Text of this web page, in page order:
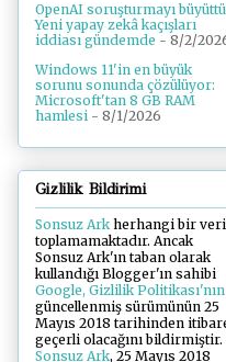
OpenAI soruşturmayı
Yeni yapay zekâ kaçışları
iddiası gündemde - 8/2/
Windows 11'in en büyük
sorunu sonunda çözülüyor:
Microsoft'tan 8 GB RAM
hamlesi - 8/1/2026
Gizlilik Bildirimi
Sonsuz Arkherhangi bir veri
toplamamaktadır. Ancak
Sonsuz Ark'ın taban olarak
kullandığı Blogger'ın sahibi
Google, Gizlilik Politikası'nın
güncellenmiş sürümünün 25
Mayıs 2018 tarihinden
geçerli olacağını bildirmiştir.
Sonsuz Ark, 25 Mayıs 2018